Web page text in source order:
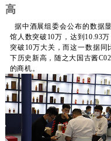
高
据中酒展组委会公布的数据
馆人数突破10万，达到10.93
突破10万大关，而这一数据同
下历史新高， 随之大国古酱
的商机。